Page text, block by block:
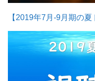
【2019年7月-9月期の